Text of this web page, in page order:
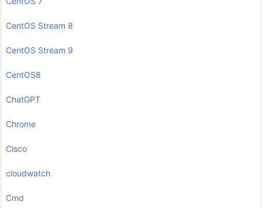
CentOS Stream 8
CentOS Stream 9
CentOS8
ChatGPT
Chrome
Cisco
cloudwatch
Cmd